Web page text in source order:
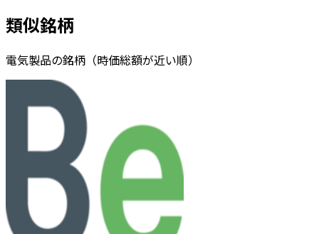
類似銘柄
電気製品の銘柄（時価総額が近い順）